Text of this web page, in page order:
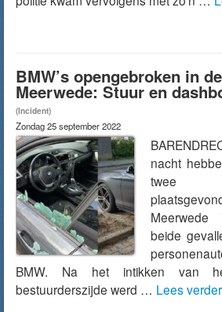
BMW’s opengebroken in
Meerwede: Stuur en
(Incident)
Zondag 25 september 2022
nacht
twee
beide
BMW. Na het intikken van
bestuurderszijde werd … Lees verder